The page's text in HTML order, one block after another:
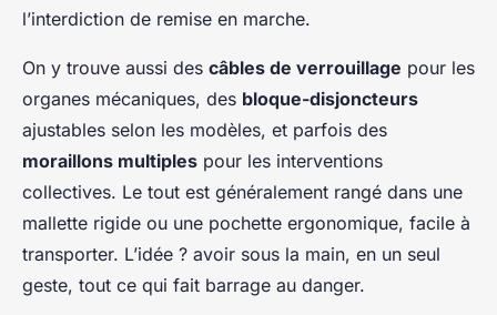
l’interdiction de remise en marche.
On y trouve aussi des câbles de verrouillage pour les
organes mécaniques, des bloque-disjoncteurs
ajustables selon les modèles, et parfois des
moraillons multiples pour les interventions
collectives. Le tout est généralement rangé dans une
mallette rigide ou une pochette ergonomique, facile à
transporter. L’idée ? avoir sous la main, en un seul
geste, tout ce qui fait barrage au danger.